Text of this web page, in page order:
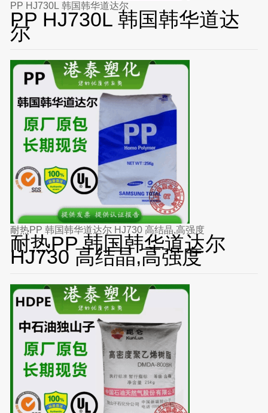
PP HJ730L 韩国韩华道达尔
PP HJ730L 韩国韩华道达
尔
耐热PP 韩国韩华道达尔 HJ730 高结晶,高强度
耐热PP 韩国韩华道达尔
HJ730 高结晶,高强度